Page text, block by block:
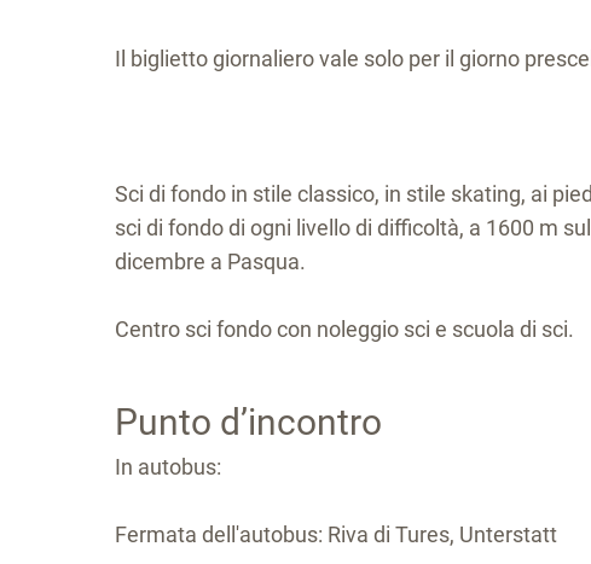
Il biglietto giornaliero vale solo per il giorno
Sci di fondo in stile classico, in stile skating, ai
sci di fondo di ogni livello di difficoltà, a 1600 m
dicembre a Pasqua.
Centro sci fondo con noleggio sci e scuola di sci.
Punto d’incontro
In autobus:
Fermata dell'autobus: Riva di Tures, Unterstatt